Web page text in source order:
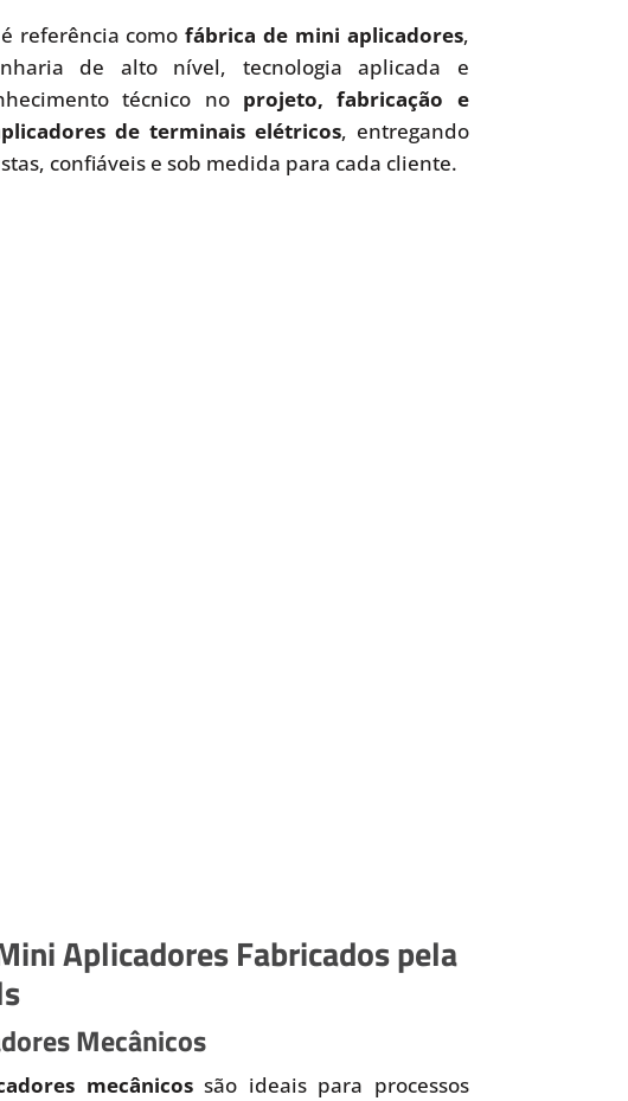
é referência comofábrica de mini aplicadores,
de alto nível, tecnologia aplicada e
técnico no projeto, fabricação e
de terminais elétricos, entregando
confiáveis e sob medida para cada cliente.
Aplicadores Fabricados pela
Mecânicos
mecânicossão ideais para processos